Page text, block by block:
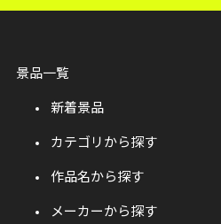
景品一覧
新着景品
カテゴリから探す
作品名から探す
メーカーから探す